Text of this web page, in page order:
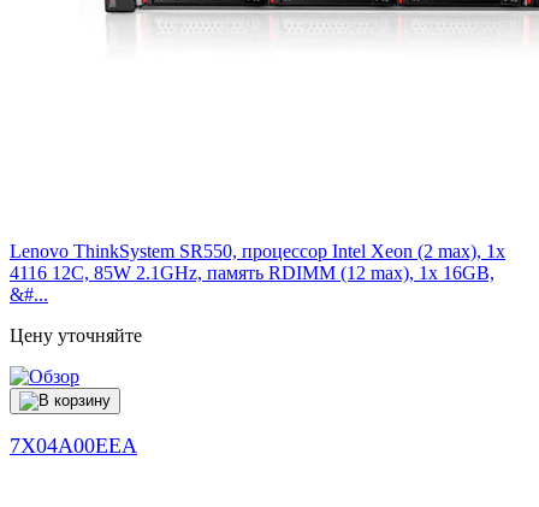
Lenovo ThinkSystem SR550, процессор Intel Xeon (2 max), 1x
4116 12C, 85W 2.1GHz, память RDIMM (12 max), 1x 16GB,
&#...
Цену уточняйте
7X04A00EEA